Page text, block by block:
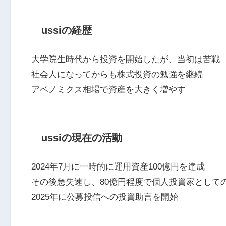
ussiの経歴
大学院生時代から投資を開始したが、当初は苦戦
社会人になってからも株式投資の勉強を継続
アベノミクス相場で資産を大きく増やす
ussiの現在の活動
2024年7月に一時的に運用資産100億円を達成
その後急失速し、80億円程度で個人投資家として
2025年に公募投信への投資助言を開始